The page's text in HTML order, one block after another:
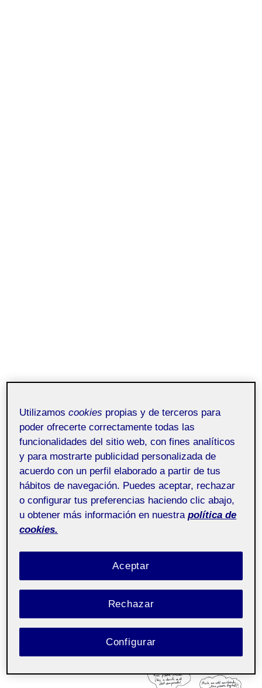
221 Dibujo y pensamiento visual 221_m4_359
5. Comunicación del proyecto
PUBLICADO
6 FEBRERO, 2023
PEC 5. VIDEOCOMUNICACIÓN
Utilizamoscookies propias y de terceros para
poder ofrecerte correctamente todas las
funcionalidades del sitio web, con fines analíticos
y para mostrarte publicidad personalizada de
acuerdo con un perfil elaborado a partir de tus
hábitos de navegación. Puedes aceptar, rechazar
o configurar tus preferencias haciendo clic abajo,
u obtener más información en nuestra política de
cookies.
Rechazar
Aceptar
Configurar